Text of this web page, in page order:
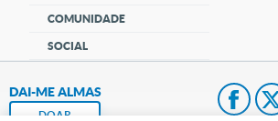
COMUNIDADE
SOCIAL
DAI-ME ALMAS
DOAR